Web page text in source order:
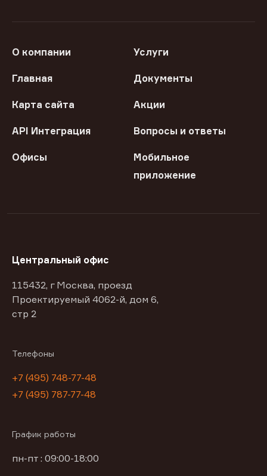
О компании Услуги
Главная Документы
Карта сайта Акции
API Интеграция Вопросы и ответы
Офисы
Мобильное
приложение
Центральный офис
115432, г Москва, проезд
Проектируемый 4062-й, дом 6,
стр 2
Телефоны
+7 (495) 748-77-48
+7 (495) 787-77-48
График работы
пн-пт : 09:00-18:00